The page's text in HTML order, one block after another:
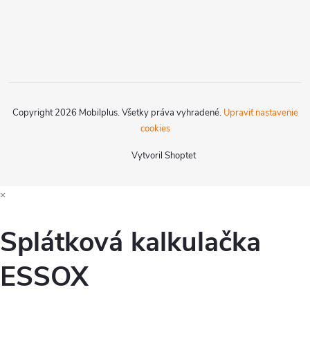
Vytvoril Shoptet
Copyright 2026 Mobilplus. Všetky práva vyhradené. Upraviť nastavenie
cookies
×
Splátková kalkulačka
ESSOX